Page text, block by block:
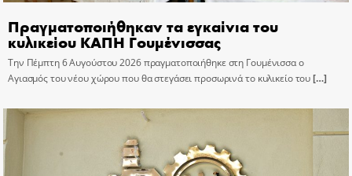
Πραγματοποιήθηκαν τα εγκαίνια του
κυλικείου ΚΑΠΗ Γουμένισσας
Την Πέμπτη 6 Αυγούστου 2026 πραγματοποιήθηκε στη Γουμένισσα ο
Αγιασμός του νέου χώρου που θα στεγάσει προσωρινά το κυλικείο του[…]